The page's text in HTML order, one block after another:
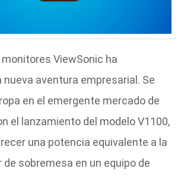
ViewSonic ha
nueva aventura empresarial. Se
en el emergente mercado de
el lanzamiento del modelo V1100,
una potencia equivalente a la
de sobremesa en un equipo de